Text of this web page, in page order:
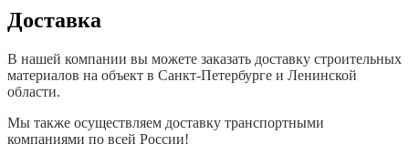
Доставка
В нашей компании вы можете заказать доставку строительных
материалов на объект в Санкт-Петербурге и Ленинской
области.
Мы также осуществляем доставку транспортными
компаниями по всей России!